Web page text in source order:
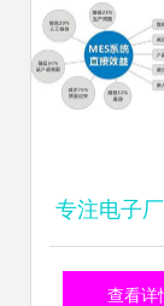
战
专注电子
统,电子行
查看详